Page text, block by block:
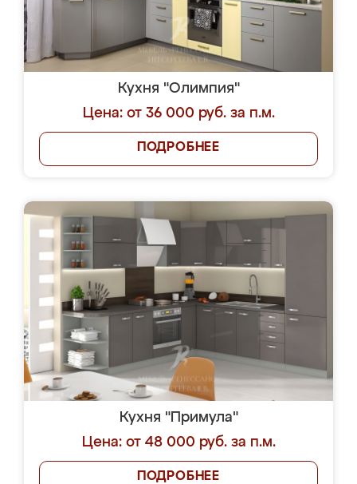
Кухня "Олимпия"
Цена: от 36 000 руб. за п.м.
ПОДРОБНЕЕ
Кухня "Примула"
Цена: от 48 000 руб. за п.м.
ПОДРОБНЕЕ